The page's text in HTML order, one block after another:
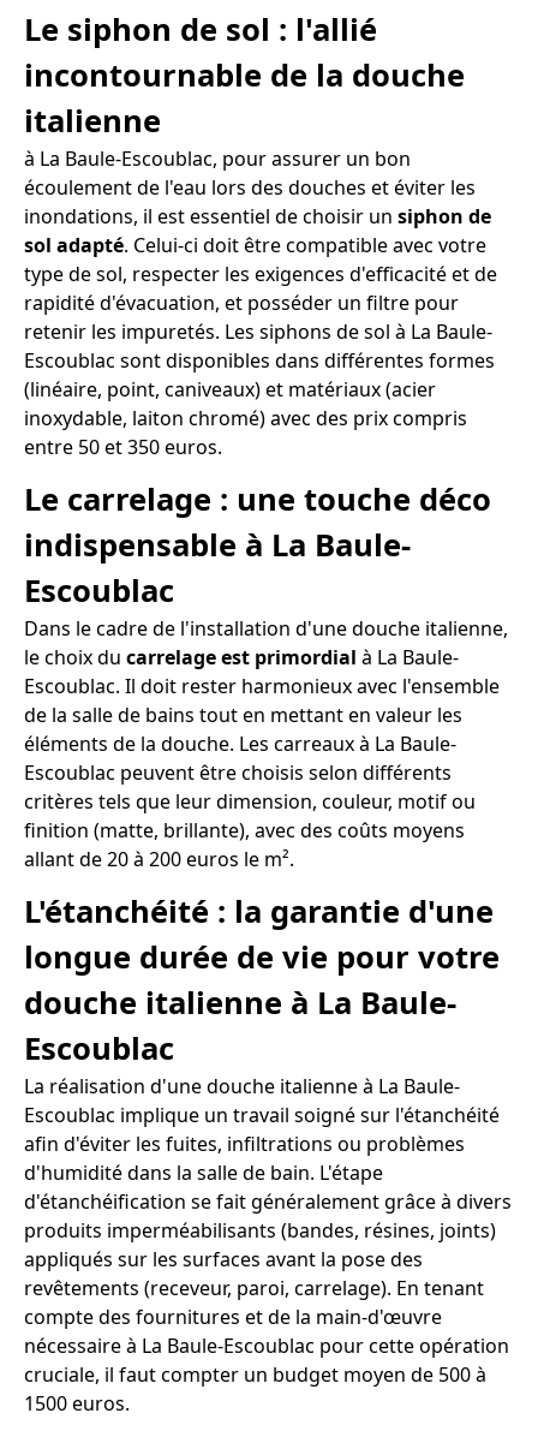
Le siphon de sol : l'allié
incontournable de la douche
italienne
à La Baule-Escoublac, pour assurer un bon
écoulement de l'eau lors des douches et éviter les
inondations, il est essentiel de choisir un siphon de
sol adapté. Celui-ci doit être compatible avec votre
type de sol, respecter les exigences d'efficacité et de
rapidité d'évacuation, et posséder un filtre pour
retenir les impuretés. Les siphons de sol à La Baule-
Escoublac sont disponibles dans différentes formes
(linéaire, point, caniveaux) et matériaux (acier
inoxydable, laiton chromé) avec des prix compris
entre 50 et 350 euros.
Le carrelage : une touche déco
indispensable à La Baule-
Escoublac
Dans le cadre de l'installation d'une douche italienne,
le choix du carrelage est primordial à La Baule-
Escoublac. Il doit rester harmonieux avec l'ensemble
de la salle de bains tout en mettant en valeur les
éléments de la douche. Les carreaux à La Baule-
Escoublac peuvent être choisis selon différents
critères tels que leur dimension, couleur, motif ou
finition (matte, brillante), avec des coûts moyens
allant de 20 à 200 euros le m².
L'étanchéité : la garantie d'une
longue durée de vie pour votre
douche italienne à La Baule-
Escoublac
La réalisation d'une douche italienne à La Baule-
Escoublac implique un travail soigné sur l'étanchéité
afin d'éviter les fuites, infiltrations ou problèmes
d'humidité dans la salle de bain. L'étape
d'étanchéification se fait généralement grâce à divers
produits imperméabilisants (bandes, résines, joints)
appliqués sur les surfaces avant la pose des
revêtements (receveur, paroi, carrelage). En tenant
compte des fournitures et de la main-d'œuvre
nécessaire à La Baule-Escoublac pour cette opération
cruciale, il faut compter un budget moyen de 500 à
1500 euros.